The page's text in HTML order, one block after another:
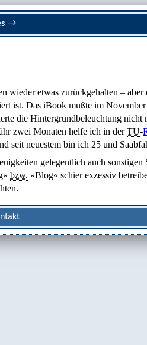
→
etwas zurückgehalten – aber
ist. Das iBook mußte im
die Hintergrundbeleuchtung nicht
zwei Monaten helfe ich in derTU-
seit neuestem bin ich 25 und
gelegentlich auch sonstigen
bzw. »Blog« schier exzessiv